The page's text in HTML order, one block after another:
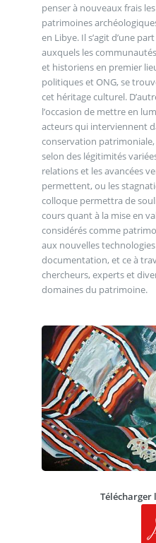
penser à nouveaux frais
patrimoines
en Libye. Il s’agit d’une
auxquels les
et historiens en premier
politiques et ONG, se
cet héritage culturel.
l’occasion de mettre en
acteurs qui interviennent
conservation
selon des légitimités
relations et les avancées
permettent, ou les
colloque permettra de
cours quant à la mise en
considérés comme
aux nouvelles
documentation, et ce à
chercheurs, experts et
domaines du patrimoine.
Télécharger